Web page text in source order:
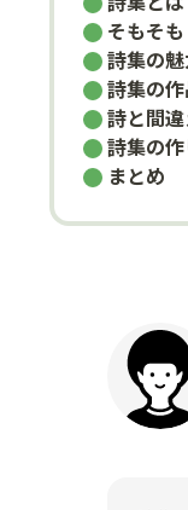
そもそ
詩集の
詩集の
詩と間
詩集の
まとめ